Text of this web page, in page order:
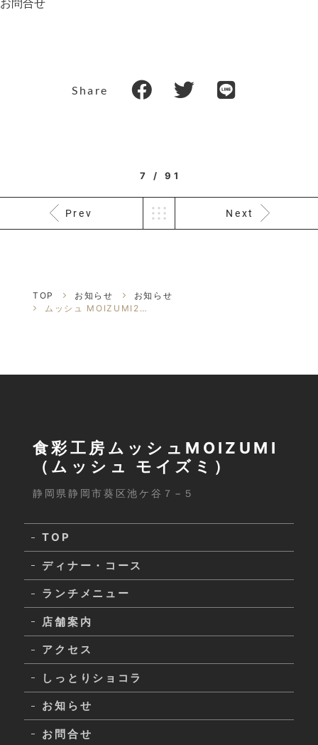
お問合せ
Share
7 / 91
Prev Next
TOP お知らせ
お知らせ
ムッシュ MOIZUMI2026年洋風おせち料理恒例のおせちご予約承ります...
食彩工房ムッシュMOIZUMI
（ムッシュ モイズミ）
静岡県静岡市葵区池ケ谷７−５
TOP
ディナー・コース
ランチメニュー
店舗案内
アクセス
しっとりショコラ
お知らせ
お問合せ